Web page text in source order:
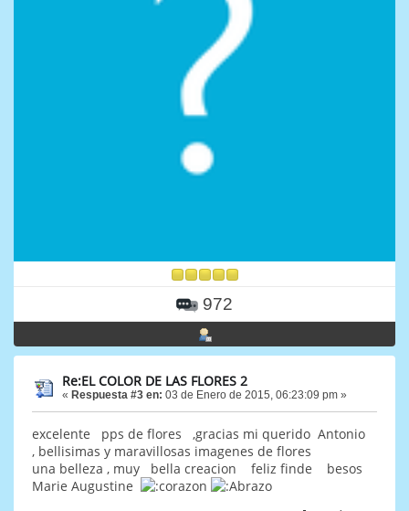
972
Re:EL COLOR DE LAS FLORES 2
« Respuesta #3 en: 03 de Enero de 2015, 06:23:09 pm »
excelente pps de flores ,gracias mi querido Antonio
, bellisimas y maravillosas imagenes de flores
una belleza , muy bella creacion feliz finde besos
Marie Augustine